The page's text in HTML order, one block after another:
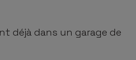
déjà dans un garage de